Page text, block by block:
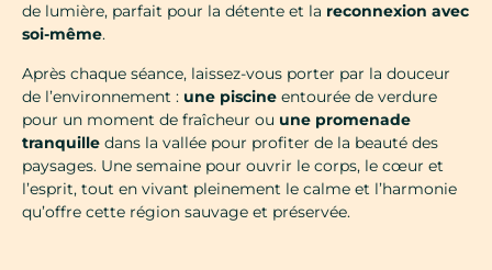
de lumière, parfait pour la détente et la reconnexion avec
soi-même.
Après chaque séance, laissez-vous porter par la douceur
de l’environnement : une piscine entourée de verdure
pour un moment de fraîcheur ou une promenade
tranquille dans la vallée pour profiter de la beauté des
paysages. Une semaine pour ouvrir le corps, le cœur et
l’esprit, tout en vivant pleinement le calme et l’harmonie
qu’offre cette région sauvage et préservée.